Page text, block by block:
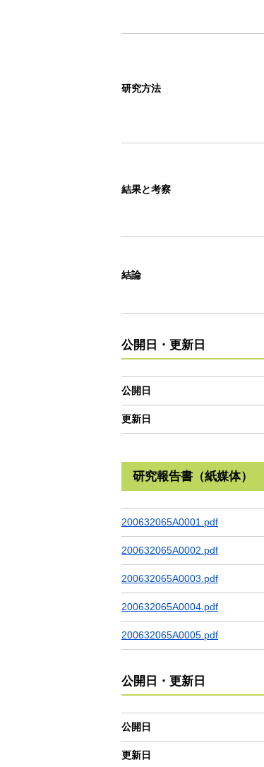
研究方法
結果と考察
結論
公開日・更新日
公開日
更新日
研究報告書（紙媒体）
200632065A0001.pdf
200632065A0002.pdf
200632065A0003.pdf
200632065A0004.pdf
200632065A0005.pdf
公開日・更新日
公開日
更新日